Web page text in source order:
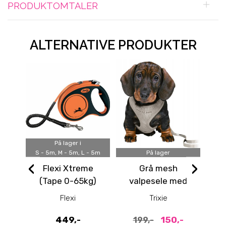
PRODUKTOMTALER
ALTERNATIVE PRODUKTER
På lager i
S - 5m, M - 5m, L - 5m
Flexi Xtreme
(Tape 0-65kg)
Flexi
449,-
På lager
Grå mesh
valpesele med
lenke
Trixie
199,- 150,-
‹ ›